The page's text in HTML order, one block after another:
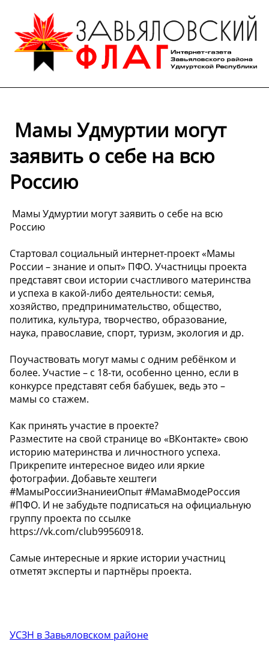
️ Мамы Удмуртии могут
заявить о себе на всю
Россию
️ Мамы Удмуртии могут заявить о себе на всю
Россию
Стартовал социальный интернет-проект «Мамы
России – знание и опыт» ПФО. Участницы проекта
представят свои истории счастливого материнства
и успеха в какой-либо деятельности: семья,
хозяйство, предпринимательство, общество,
политика, культура, творчество, образование,
наука, православие, спорт, туризм, экология и др.
Поучаствовать могут мамы с одним ребёнком и
более. Участие – с 18-ти, особенно ценно, если в
конкурсе представят себя бабушек, ведь это –
мамы со стажем.
Как принять участие в проекте?
Разместите на свой странице во «ВКонтакте» свою
историю материнства и личностного успеха.
Прикрепите интересное видео или яркие
фотографии. Добавьте хештеги
#МамыРоссииЗнаниеиОпыт #МамаВмодеРоссия
#ПФО. И не забудьте подписаться на официальную
группу проекта по ссылке
https://vk.com/club99560918.
Самые интересные и яркие истории участниц
отметят эксперты и партнёры проекта.
УСЗН в Завьяловском районе